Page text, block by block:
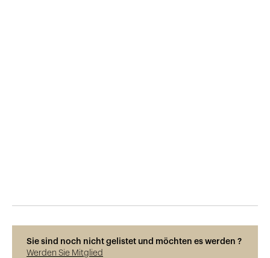
Sie sind noch nicht gelistet und möchten es werden ?
Werden Sie Mitglied